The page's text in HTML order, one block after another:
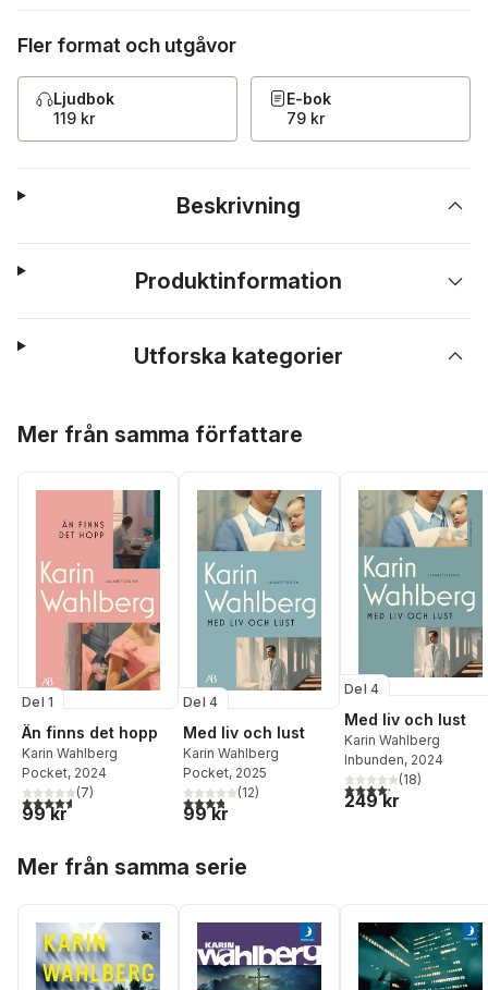
Fler format och utgåvor
Ljudbok
119 kr
E-bok
79 kr
Beskrivning
Produktinformation
Utforska kategorier
Mer från samma författare
Del 1
Än finns det hopp
Karin Wahlberg
Pocket, 2024
4,6utav 5 stjärnor. Totalt antal röster:
(7)
99 kr
Del 4
Med liv och lust
Karin Wahlberg
Pocket, 2025
3,8utav 5 stjärnor. Totalt antal röster:
(12)
99 kr
Del 4
Med liv och lust
Karin Wahlberg
Inbunden, 2024
4,2utav 5 stjärnor.
(18)
249 kr
Mer från samma serie